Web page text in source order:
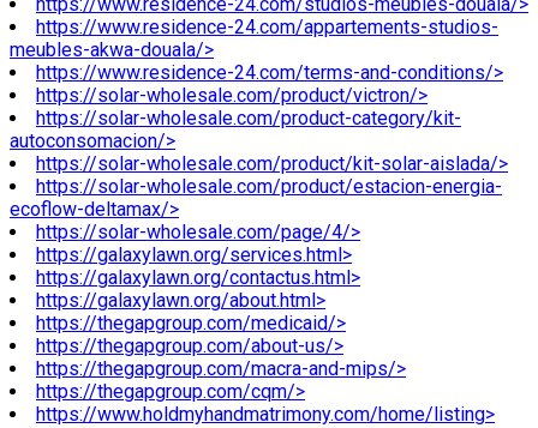
https://www.residence-24.com/studios-meubles-douala/>
https://www.residence-24.com/appartements-studios-
meubles-akwa-douala/>
https://www.residence-24.com/terms-and-conditions/>
https://solar-wholesale.com/product/victron/>
https://solar-wholesale.com/product-category/kit-
autoconsomacion/>
https://solar-wholesale.com/product/kit-solar-aislada/>
https://solar-wholesale.com/product/estacion-energia-
ecoflow-deltamax/>
https://solar-wholesale.com/page/4/>
https://galaxylawn.org/services.html>
https://galaxylawn.org/contactus.html>
https://galaxylawn.org/about.html>
https://thegapgroup.com/medicaid/>
https://thegapgroup.com/about-us/>
https://thegapgroup.com/macra-and-mips/>
https://thegapgroup.com/cqm/>
https://www.holdmyhandmatrimony.com/home/listing>